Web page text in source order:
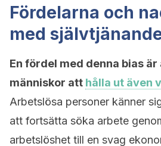
Fördelarna och
med
En fördel med denna bias
människor att hålla ut även
Arbetslösa personer känner
att fortsätta söka arbete
arbetslöshet till en svag